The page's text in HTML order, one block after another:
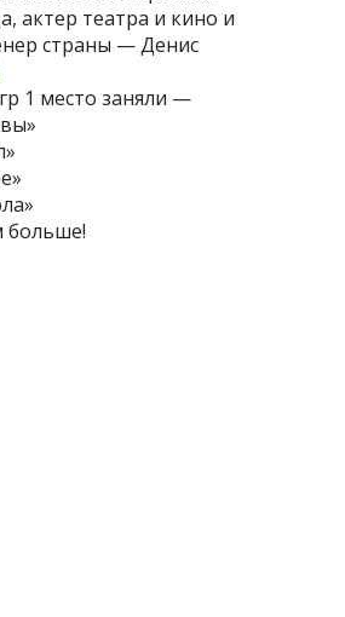
актер театра и кино и
страны — Денис
1 место заняли —